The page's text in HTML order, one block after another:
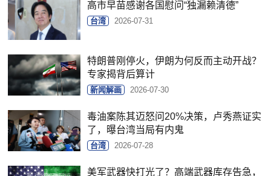
高市早苗感谢各国慰问“独漏赖清德”
台湾 2026-07-31
特朗普刚停火，伊朗为何反而主动开战？
专家揭背后算计
新闻解画 2026-07-30
毒油案陈其迈怒问20%决策，卢秀燕证实
了，曝台湾当局有内鬼
台湾 2026-07-28
美军武器快打光了？高端武器库存告急，